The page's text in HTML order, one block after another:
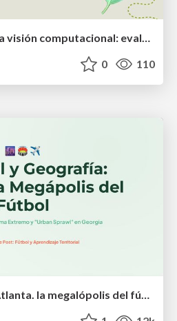
Del ojo entrenado a la visión computacional: evaluación de la severidad de enfermedades
0 110